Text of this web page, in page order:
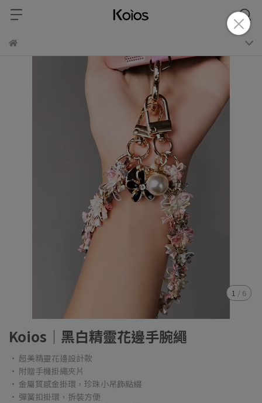
1 / 6
Koios│黑白精靈花邊手腕繩
• 超美精靈花邊設計款
• 附贈手機掛繩夾片
• 金屬質感金掛環，珍珠小吊飾點綴
• 彈簧扣掛環，拆裝方便